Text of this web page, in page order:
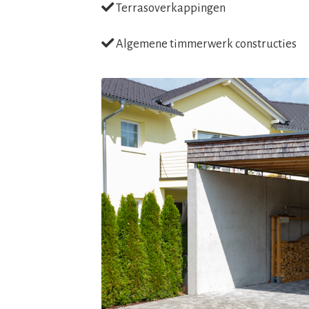
Terrasoverkappingen
Algemene timmerwerk constructies